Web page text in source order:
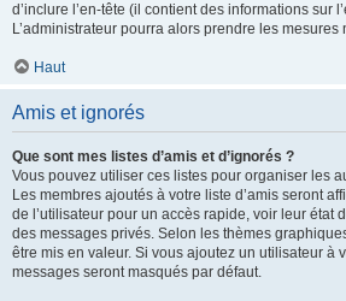
d’inclure l’en-tête (il contient des informations sur
L’administrateur pourra alors prendre les mesures
Haut
Amis et ignorés
Que sont mes listes d’amis et d’ignorés ?
Vous pouvez utiliser ces listes pour organiser les
Les membres ajoutés à votre liste d’amis seront
de l’utilisateur pour un accès rapide, voir leur état
des messages privés. Selon les thèmes
être mis en valeur. Si vous ajoutez un utilisateur à
messages seront masqués par défaut.